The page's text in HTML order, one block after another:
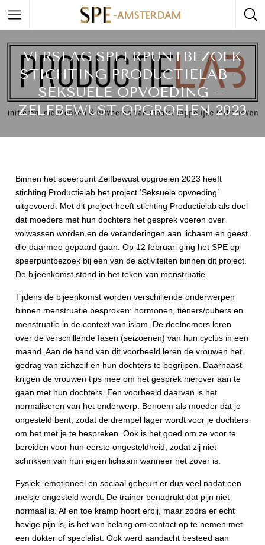
VERSLAG SPEERPUNTBEZOEK
STICHTING PRODUCTIELAB –
SEKSUELE OPVOEDING –
ZELFBEWUST OPGROEIEN 2023
Binnen het speerpunt Zelfbewust opgroeien 2023 heeft
stichting Productielab het project ‘Seksuele opvoeding’
uitgevoerd. Met dit project heeft stichting Productielab als doel
dat moeders met hun dochters het gesprek voeren over
volwassen worden en de veranderingen aan lichaam en geest
die daarmee gepaard gaan. Op 12 februari ging het SPE op
speerpuntbezoek bij een van de activiteiten binnen dit project.
De bijeenkomst stond in het teken van menstruatie.
Tijdens de bijeenkomst worden verschillende onderwerpen
binnen menstruatie besproken: hormonen, tieners/pubers en
menstruatie in de context van islam. De deelnemers leren
over de verschillende fasen (seizoenen) van hun cyclus in een
maand. Aan de hand van dit voorbeeld leren de vrouwen het
gedrag van zichzelf en hun dochters te begrijpen. Daarnaast
krijgen de vrouwen tips mee om het gesprek hierover aan te
gaan met hun dochters. Een voorbeeld daarvan is het
normaliseren van het onderwerp. Benoem als moeder dat je
ongesteld bent, zodat de drempel lager wordt voor je dochters
om het met je te bespreken. Ook is het goed om ze voor te
bereiden voor hun eerste ongesteldheid, zodat zij niet
schrikken van hun eigen lichaam wanneer het zover is.
Fysiek, emotioneel en sociaal gebeurt er dus veel nadat een
meisje ongesteld wordt. De trainer benadrukt dat pijn niet
normaal is. Af en toe kramp hoort erbij, maar zodra er echt
hevige pijn is, is het van belang om contact op te nemen met
een dokter of specialist. Ook werd aandacht besteed aan